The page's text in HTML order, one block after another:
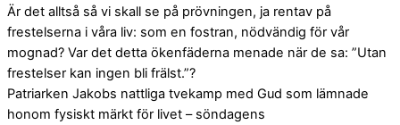
Är det alltså så vi skall se på prövningen, ja rentav på
frestelserna i våra liv: som en fostran, nödvändig för vår
mognad? Var det detta ökenfäderna menade när de sa: ”Utan
frestelser kan ingen bli frälst.”?
Patriarken Jakobs nattliga tvekamp med Gud som lämnade
honom fysiskt märkt för livet – söndagens